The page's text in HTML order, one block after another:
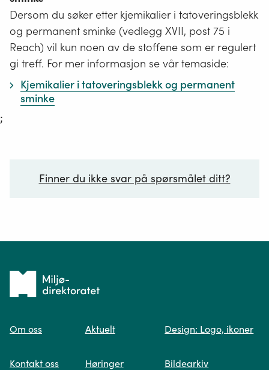
Dersom du søker etter kjemikalier i tatoveringsblekk
og permanent sminke (vedlegg XVII, post 75 i
Reach) vil kun noen av de stoffene som er regulert
gi treff. For mer informasjon se vår temaside:
Kjemikalier i tatoveringsblekk og permanent
sminke
;
Finner du ikke svar på spørsmålet ditt?
Spør oss
Tilbake
forsiden
Om oss
Kontakt oss
Aktuelt
Høringer
Design: Logo, ikoner
Bildearkiv